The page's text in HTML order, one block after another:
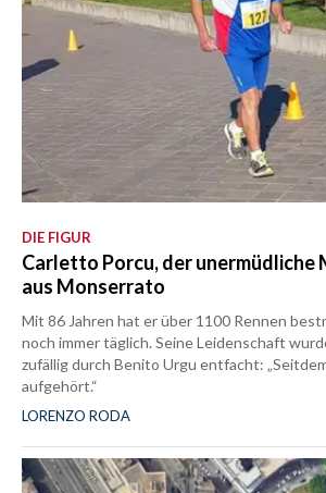
DIE FIGUR
Carletto Porcu, der
aus Monserrato
Mit 86 Jahren hat er über 1100 Rennen
noch immer täglich. Seine Leidenschaft
zufällig durch Benito Urgu entfacht:
aufgehört.“
LORENZO RODA